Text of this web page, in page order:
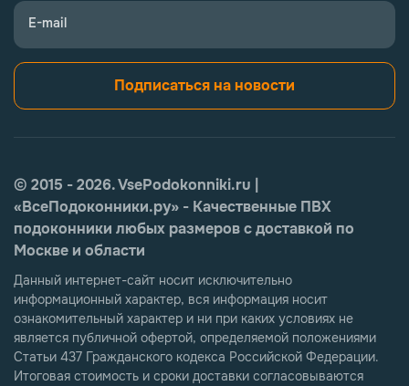
E-mail
Подписаться на новости
© 2015 - 2026. VsePodokonniki.ru |
«ВсеПодоконники.ру» - Качественные ПВХ
подоконники любых размеров с доставкой по
Москве и области
Данный интернет-сайт носит исключительно
информационный характер, вся информация носит
ознакомительный характер и ни при каких условиях не
является публичной офертой, определяемой положениями
Статьи 437 Гражданского кодекса Российской Федерации.
Итоговая стоимость и сроки доставки согласовываются